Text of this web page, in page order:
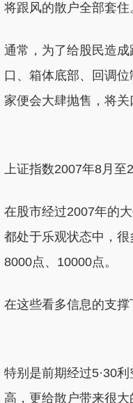
将跟风的散户全部套住
通常，为了给股民造
口、箱体底部、回调
家便会大肆抛售，将关
上证指数2007年8月至
在股市经过2007年的
都处于乐观状态中，
8000点、10000点。
在这些看多信息的支撑
特别是前期经过5·30
高，更给散户带来很